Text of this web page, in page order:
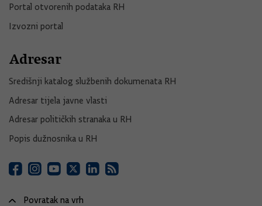
Portal otvorenih podataka RH
Izvozni portal
Adresar
Središnji katalog službenih dokumenata RH
Adresar tijela javne vlasti
Adresar političkih stranaka u RH
Popis dužnosnika u RH
Povratak na vrh